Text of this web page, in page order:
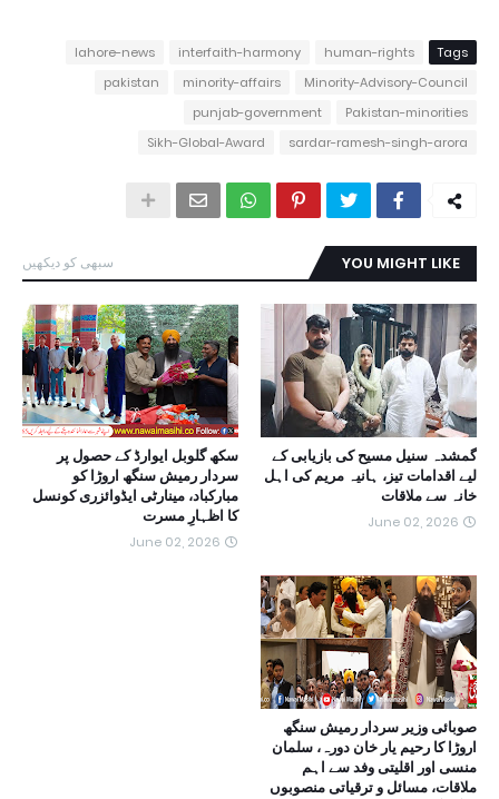
Tags
human-rights
interfaith-harmony
lahore-news
Minority-Advisory-Council
minority-affairs
pakistan
Pakistan-minorities
punjab-government
sardar-ramesh-singh-arora
Sikh-Global-Award
YOU MIGHT LIKE سبھی کو دیکھیں
گمشدہ سنیل مسیح کی بازیابی کے
لیے اقدامات تیز، ہانیہ مریم کی اہل
خانہ سے ملاقات
June 02, 2026
سکھ گلوبل ایوارڈ کے حصول پر
سردار رمیش سنگھ اروڑا کو
مبارکباد، مینارٹی ایڈوائزری کونسل
کا اظہارِ مسرت
June 02, 2026
صوبائی وزیر سردار رمیش سنگھ
اروڑا کا رحیم یار خان دورہ، سلمان
منسی اور اقلیتی وفد سے اہم
ملاقات، مسائل و ترقیاتی منصوبوں